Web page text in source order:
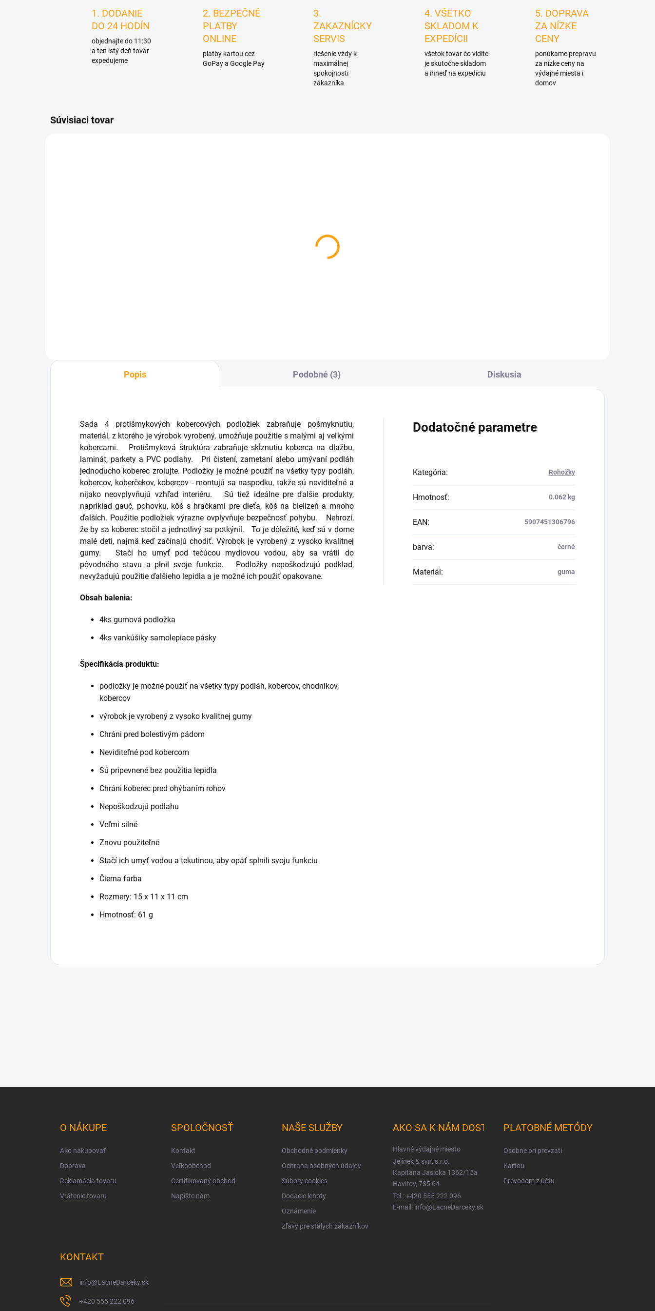
1. DODANIE
DO 24 HODÍN
objednajte do 11:30
a ten istý deň tovar
expedujeme
2. BEZPEČNÉ
PLATBY
ONLINE
platby kartou cez
GoPay a Google Pay
3.
ZAKAZNÍCKY
SERVIS
riešenie vždy k
maximálnej
spokojnosti
zákazníka
4. VŠETKO
SKLADOM K
EXPEDÍCII
všetok tovar čo vidíte
je skutočne skladom
a ihneď na expedíciu
5. DOPRAVA
ZA NÍZKE
CENY
ponúkame prepravu
za nízke ceny na
výdajné miesta i
domov
Súvisiaci tovar
Popis Podobné (3) Diskusia
Sada 4 protišmykových kobercových podložiek zabraňuje pošmyknutiu,
materiál, z ktorého je výrobok vyrobený, umožňuje použitie s malými aj veľkými
kobercami.
Protišmyková štruktúra zabraňuje skĺznutiu koberca na dlažbu,
laminát, parkety a PVC podlahy.
Pri čistení, zametaní alebo umývaní podláh
jednoducho koberec zrolujte. Podložky je možné použiť na všetky typy podláh,
kobercov, koberčekov, kobercov - montujú sa naspodku, takže sú neviditeľné a
nijako neovplyvňujú vzhľad interiéru.
Sú tiež ideálne pre ďalšie produkty,
napríklad gauč, pohovku, kôš s hračkami pre dieťa, kôš na bielizeň a mnoho
ďalších. Použitie podložiek výrazne ovplyvňuje bezpečnosť pohybu.
Nehrozí,
že by sa koberec stočil a jednotlivý sa potkýnil.
To je dôležité, keď sú v dome
malé deti, najmä keď začínajú chodiť. Výrobok je vyrobený z vysoko kvalitnej
gumy.
Stačí ho umyť pod tečúcou mydlovou vodou, aby sa vrátil do
pôvodného stavu a plnil svoje funkcie.
Podložky nepoškodzujú podklad,
nevyžadujú použitie ďalšieho lepidla a je možné ich použiť opakovane.
Obsah balenia:
4ks gumová podložka
4ks vankúšiky samolepiace pásky
Špecifikácia produktu:
podložky je možné použiť na všetky typy podláh, kobercov, chodníkov,
kobercov
výrobok je vyrobený z vysoko kvalitnej gumy
Chráni pred bolestivým pádom
Neviditeľné pod kobercom
Sú pripevnené bez použitia lepidla
Chráni koberec pred ohýbaním rohov
Nepoškodzujú podlahu
Veľmi silné
Znovu použiteľné
Stačí ich umyť vodou a tekutinou, aby opäť splnili svoju funkciu
Čierna farba
Rozmery: 15 x 11 x 11 cm
Hmotnosť: 61 g
Dodatočné parametre
Kategória: Rohožky
Hmotnosť: 0.062 kg
EAN: 5907451306796
barva: černé
Materiál: guma
O NÁKUPE
Ako nakupovať
Doprava
Reklamácia tovaru
Vrátenie tovaru
SPOLOČNOSŤ
Kontakt
Veľkoobchod
Certifikovaný obchod
Napíšte nám
NAŠE SLUŽBY
Obchodné podmienky
Ochrana osobných údajov
Súbory cookies
Dodacie lehoty
Oznámenie
Zľavy pre stálych zákazníkov
AKO SA K NÁM DOSTANETE
Hlavné výdajné miesto
Jelínek & syn, s.r.o.
Kapitána Jasioka 1362/15a
Havířov, 735 64
Tel.: +420 555 222 096
E-mail: info@LacneDarceky.sk
PLATOBNÉ METÓDY
Osobne pri prevzatí
Kartou
Prevodom z účtu
KONTAKT
info@LacneDarceky.sk
+420 555 222 096